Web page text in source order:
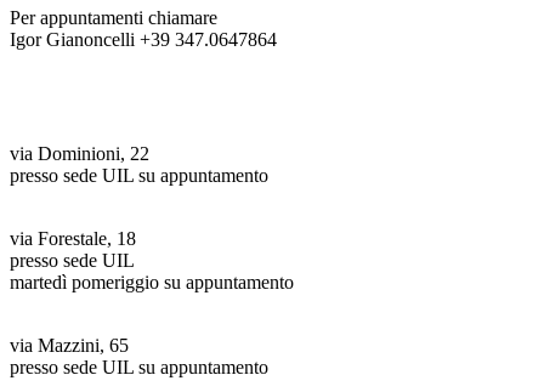
Per appuntamenti chiamare
Igor Gianoncelli +39 347.0647864
via Dominioni, 22
presso sede UIL su appuntamento
via Forestale, 18
presso sede UIL
martedì pomeriggio su appuntamento
via Mazzini, 65
presso sede UIL su appuntamento